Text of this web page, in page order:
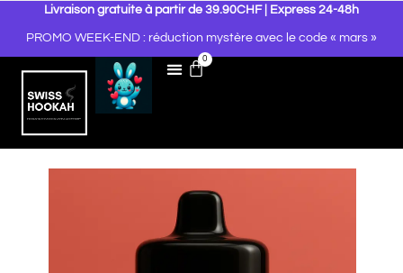
Livraison gratuite à partir de 39.90CHF | Express 24-48h
PROMO WEEK-END : réduction mystère avec le code « mars »
0